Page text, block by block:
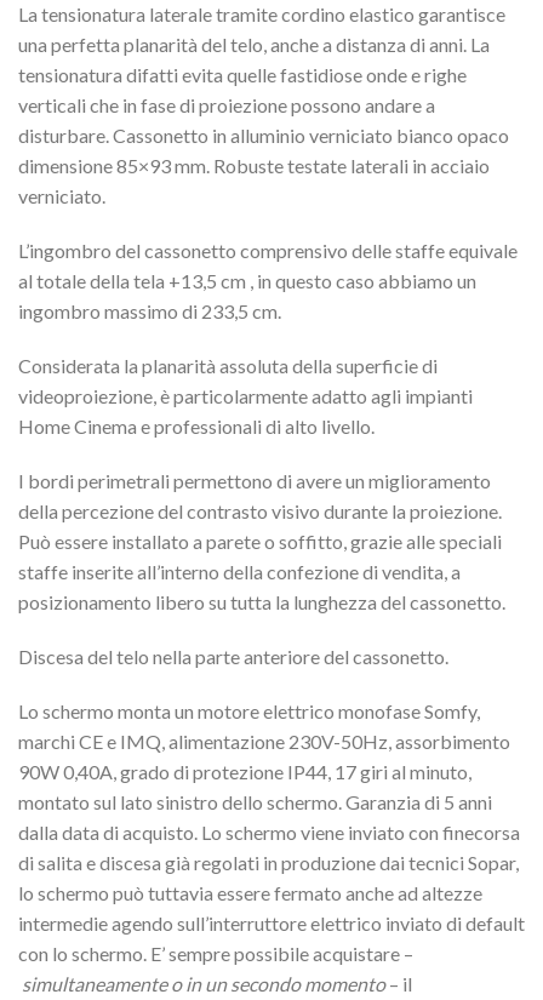
La tensionatura laterale tramite cordino elastico garantisce
una perfetta planarità del telo, anche a distanza di anni. La
tensionatura difatti evita quelle fastidiose onde e righe
verticali che in fase di proiezione possono andare a
disturbare. Cassonetto in alluminio verniciato bianco opaco
dimensione 85×93 mm. Robuste testate laterali in acciaio
verniciato.
L’ingombro del cassonetto comprensivo delle staffe equivale
al totale della tela +13,5 cm , in questo caso abbiamo un
ingombro massimo di 233,5 cm.
Considerata la planarità assoluta della superficie di
videoproiezione, è particolarmente adatto agli impianti
Home Cinema e professionali di alto livello.
I bordi perimetrali permettono di avere un miglioramento
della percezione del contrasto visivo durante la proiezione.
Può essere installato a parete o soffitto, grazie alle speciali
staffe inserite all’interno della confezione di vendita, a
posizionamento libero su tutta la lunghezza del cassonetto.
Discesa del telo nella parte anteriore del cassonetto.
Lo schermo monta un motore elettrico monofase Somfy,
marchi CE e IMQ, alimentazione 230V-50Hz, assorbimento
90W 0,40A, grado di protezione IP44, 17 giri al minuto,
montato sul lato sinistro dello schermo. Garanzia di 5 anni
dalla data di acquisto. Lo schermo viene inviato con finecorsa
di salita e discesa già regolati in produzione dai tecnici Sopar,
lo schermo può tuttavia essere fermato anche ad altezze
intermedie agendo sull’interruttore elettrico inviato di default
con lo schermo. E’ sempre possibile acquistare –
simultaneamente o in un secondo momento– il